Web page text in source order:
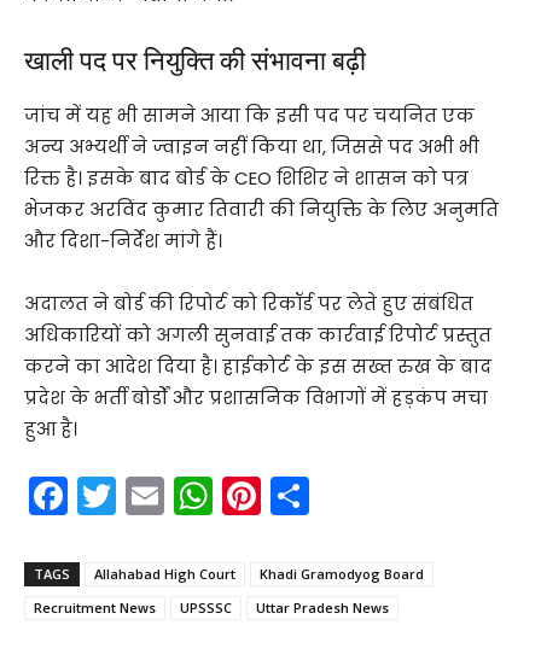
खाली पद पर नियुक्ति की संभावना बढ़ी
जांच में यह भी सामने आया कि इसी पद पर चयनित एक
अन्य अभ्यर्थी ने ज्वाइन नहीं किया था, जिससे पद अभी भी
रिक्त है। इसके बाद बोर्ड के CEO शिशिर ने शासन को पत्र
भेजकर अरविंद कुमार तिवारी की नियुक्ति के लिए अनुमति
और दिशा-निर्देश मांगे हैं।
अदालत ने बोर्ड की रिपोर्ट को रिकॉर्ड पर लेते हुए संबंधित
अधिकारियों को अगली सुनवाई तक कार्रवाई रिपोर्ट प्रस्तुत
करने का आदेश दिया है। हाईकोर्ट के इस सख्त रुख के बाद
प्रदेश के भर्ती बोर्डों और प्रशासनिक विभागों में हड़कंप मचा
हुआ है।
F
a
c
e
T
w
itt
er
E
m
ai
W
h
a
ts
Pi
nt
er
e
ar
e
TAGS Allahabad High Court
Khadi Gramodyog Board
Recruitment News
UPSSSC Uttar Pradesh News